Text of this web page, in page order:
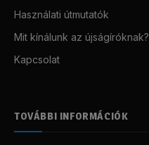
Használati útmutatók
Mit kínálunk az újságíróknak?
Kapcsolat
TOVÁBBI INFORMÁCIÓK